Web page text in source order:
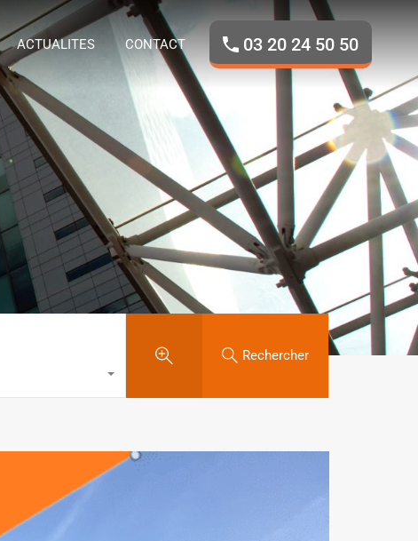
A PROPOS NOS BIENS ACTUALITES
ACTUALITES CONTACT 03 20 24 50 50
Rechercher